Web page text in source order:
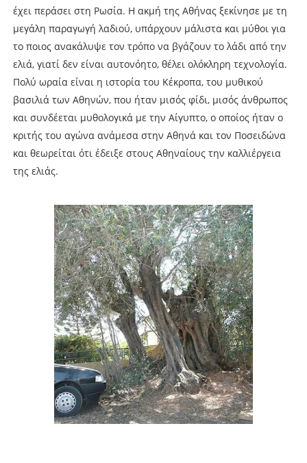
έχει περάσει στη Ρωσία. Η ακμή της Αθήνας ξεκίνησε με τη
μεγάλη παραγωγή λαδιού, υπάρχουν μάλιστα και μύθοι για
το ποιος ανακάλυψε τον τρόπο να βγάζουν το λάδι από την
ελιά, γιατί δεν είναι αυτονόητο, θέλει ολόκληρη τεχνολογία.
Πολύ ωραία είναι η ιστορία του Κέκροπα, του μυθικού
βασιλιά των Αθηνών, που ήταν μισός φίδι, μισός άνθρωπος
και συνδέεται μυθολογικά με την Αίγυπτο, ο οποίος ήταν ο
κριτής του αγώνα ανάμεσα στην Αθηνά και τον Ποσειδώνα
και θεωρείται ότι έδειξε στους Αθηναίους την καλλιέργεια
της ελιάς.